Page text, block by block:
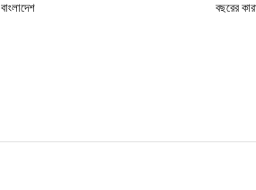
বাংলাদেশ
বছরের